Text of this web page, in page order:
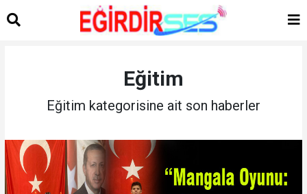
Eğitim
Eğitim kategorisine ait son haberler